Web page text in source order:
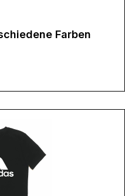
Farben